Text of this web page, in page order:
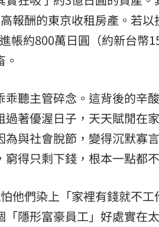
報酬的東京收租房產。若以
帳約800萬日圓（約新台幣
聽主管碎念。這背後的辛
著優渥日子，天天賦閒在
與社會脫節，變得沉默寡
得只剩下錢，根本一點都
他們染上「家裡有錢就不工
隱形富豪員工」好處實在